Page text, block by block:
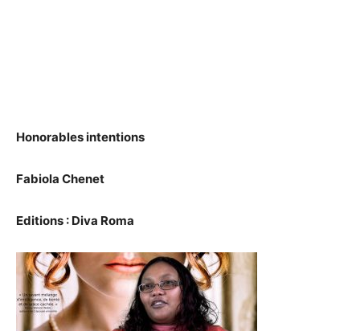
Honorables intentions
Fabiola Chenet
Editions : Diva Roma